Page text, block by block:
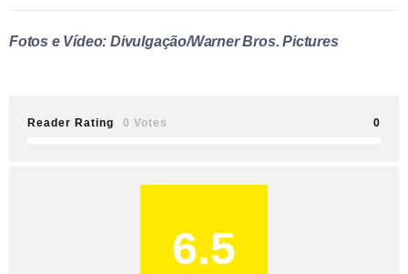
Fotos e Vídeo: Divulgação/Warner Bros. Pictures
Reader Rating 0 Votes 0
6.5